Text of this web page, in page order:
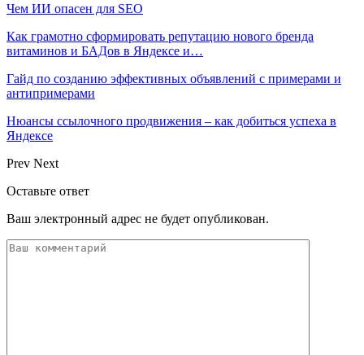
Чем ИИ опасен для SEO
Как грамотно сформировать репутацию нового бренда
витаминов и БАДов в Яндексе и…
Гайд по созданию эффективных объявлений с примерами и
антипримерами
Нюансы ссылочного продвижения – как добиться успеха в
Яндексе
Prev Next
Оставьте ответ
Ваш электронный адрес не будет опубликован.